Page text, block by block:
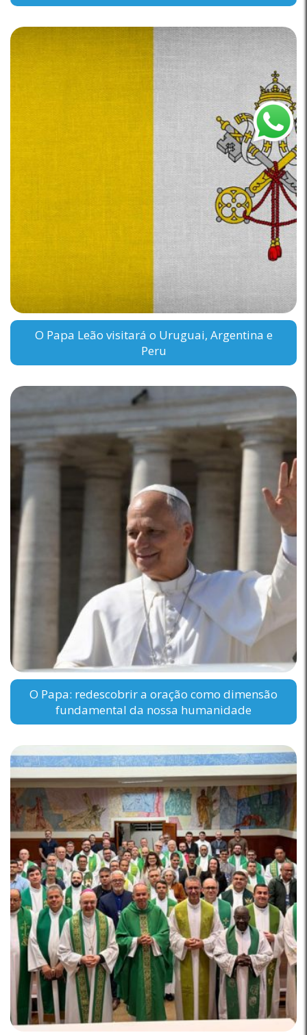
O Papa Leão visitará o Uruguai, Argentina e
Peru
O Papa: redescobrir a oração como dimensão
fundamental da nossa humanidade